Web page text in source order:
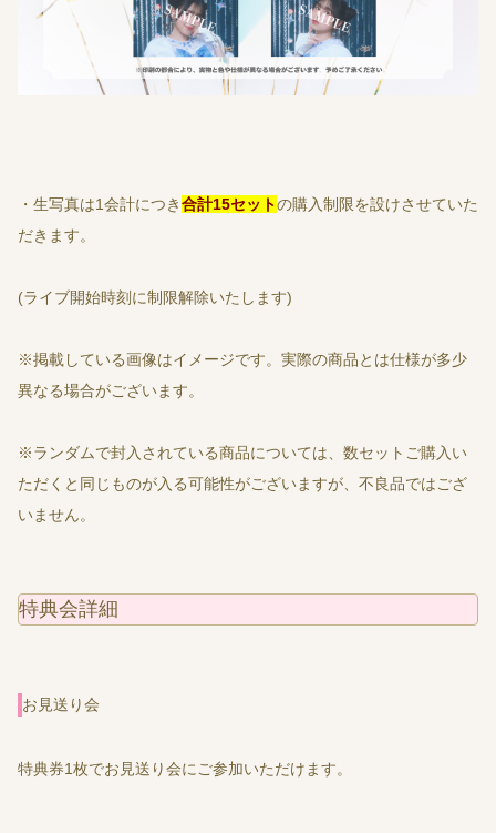
・生写真は1会計につき合計15セットの購入制限を設けさせていた
だきます。
(ライブ開始時刻に制限解除いたします)
※掲載している画像はイメージです。実際の商品とは仕様が多少
異なる場合がございます。
※ランダムで封入されている商品については、数セットご購入い
ただくと同じものが入る可能性がございますが、不良品ではござ
いません。
特典会詳細
お見送り会
特典券1枚でお見送り会にご参加いただけます。